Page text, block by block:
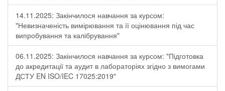
14.11.2025: Закінчилося навчання за курсом:
"Невизначеність вимірювання та її оцінювання під час
випробування та калібрування"
06.11.2025: Закінчилося навчання за курсом: "Підготовка
до акредитації та аудит в лабораторіях згідно з вимогами
ДСТУ EN ISO/IEC 17025:2019"